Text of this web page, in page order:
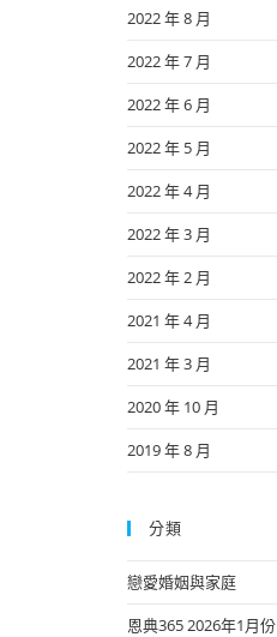
2022 年 8 月
2022 年 7 月
2022 年 6 月
2022 年 5 月
2022 年 4 月
2022 年 3 月
2022 年 2 月
2021 年 4 月
2021 年 3 月
2020 年 10 月
2019 年 8 月
分類
戀愛婚姻與家庭
恩典365 2026年1月份